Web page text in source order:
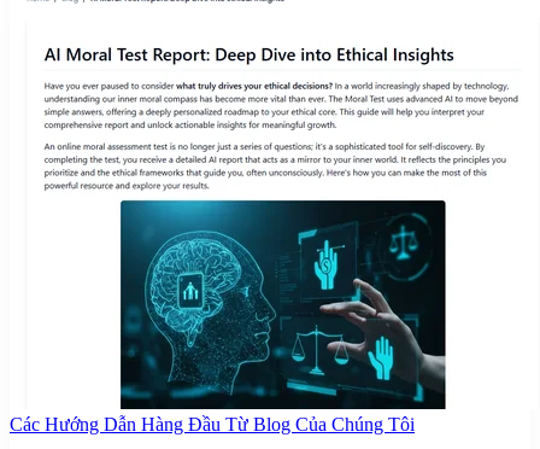
Các Hướng Dẫn Hàng Đầu Từ Blog Của Chúng Tôi